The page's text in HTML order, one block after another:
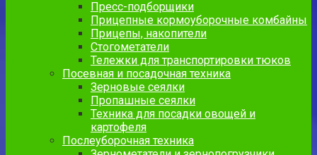
Пресс-подборщики
Прицепные кормоуборочные комбайны
Прицепы, накопители
Стогометатели
Тележки для транспортировки тюков
Посевная и посадочная техника
Зерновые сеялки
Пропашные сеялки
Техника для посадки овощей и
картофеля
Послеуборочная техника